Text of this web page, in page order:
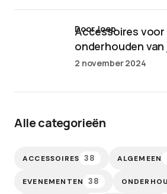
Accessoires
onderhouden
door Joep
2 november 2024
Alle categorieën
ACCESSOIRES 38 ALGEMEEN
EVENEMENTEN 38